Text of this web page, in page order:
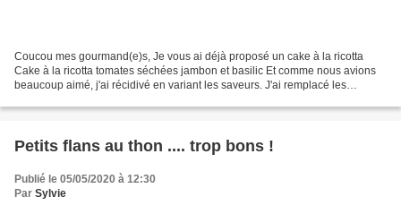
Coucou mes gourmand(e)s, Je vous ai déjà proposé un cake à la ricotta
Cake à la ricotta tomates séchées jambon et basilic Et comme nous avions
beaucoup aimé, j'ai récidivé en variant les saveurs. J'ai remplacé les
Petits flans au thon .... trop bons !
Publié le 05/05/2020 à 12:30
Par Sylvie